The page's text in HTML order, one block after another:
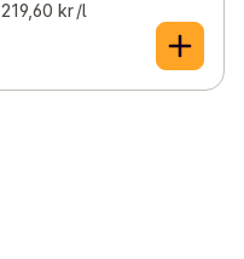
219,60 kr /l